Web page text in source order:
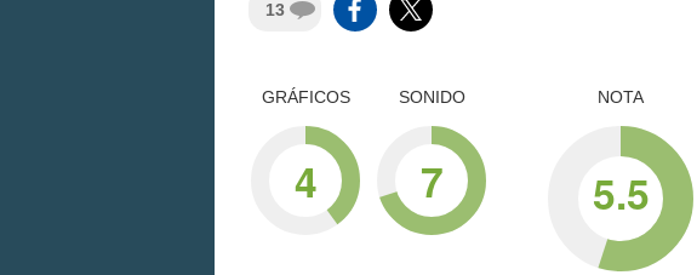
13
GRÁFICOS
4
SONIDO
7
NOTA
5.5